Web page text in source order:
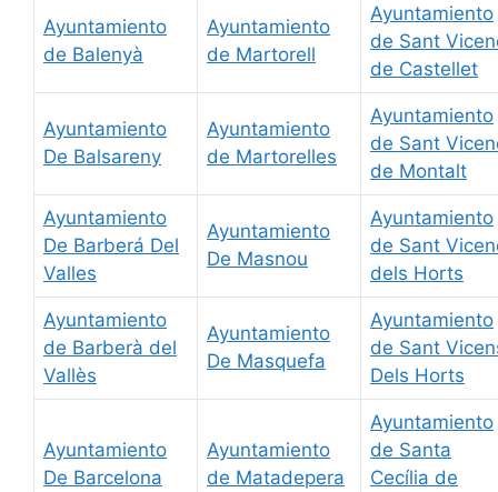
Ayuntamiento
de Balenyà
Ayuntamiento
de Martorell
Ayuntamiento
de Sant
de Castellet
Ayuntamiento
De Balsareny
Ayuntamiento
de Martorelles
Ayuntamiento
de Sant
de Montalt
Ayuntamiento
De Barberá Del
Valles
Ayuntamiento
De Masnou
Ayuntamiento
de Sant
dels Horts
Ayuntamiento
de Barberà del
Vallès
Ayuntamiento
De Masquefa
Ayuntamiento
de Sant
Dels Horts
Ayuntamiento
De Barcelona
Ayuntamiento
de Matadepera
Ayuntamiento
de Santa
Cecília de